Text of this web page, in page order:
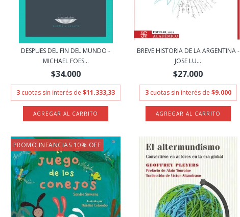
DESPUES DEL FIN DEL MUNDO -
MICHAEL FOES...
$34.000
3 cuotas sin interés de$11.333,33
BREVE HISTORIA DE LA ARGENTINA -
JOSE LU...
$27.000
3 cuotas sin interés de $9.000
PROMO INFANCIAS 10% OFF